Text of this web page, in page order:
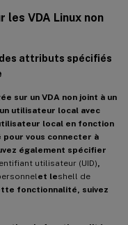
VDA Linux non
attributs spécifiés
sur un VDA non joint à un
utilisateur local avec
local en fonction
pour vous connecter à
également spécifier
utilisateur (UID)
et leshell de
fonctionnalité, suivez